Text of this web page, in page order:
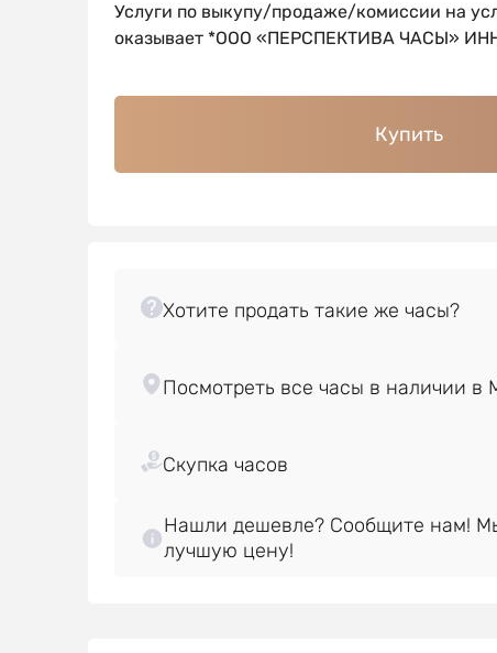
Услуги по выкупу/продаже/комиссии на
оказывает *ООО «ПЕРСПЕКТИВА ЧАСЫ» ИНН
Купить
Хотите продать такие же часы?
Нашли дешевле? Сообщите нам!
лучшую цену!